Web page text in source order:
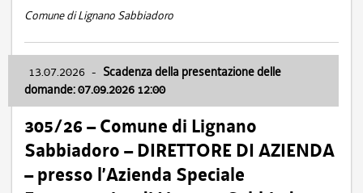
Comune di Lignano Sabbiadoro
13.07.2026 - Scadenza della presentazione delle
domande: 07.09.2026 12:00
305/26 – Comune di Lignano
Sabbiadoro – DIRETTORE DI AZIENDA
– presso l’Azienda Speciale